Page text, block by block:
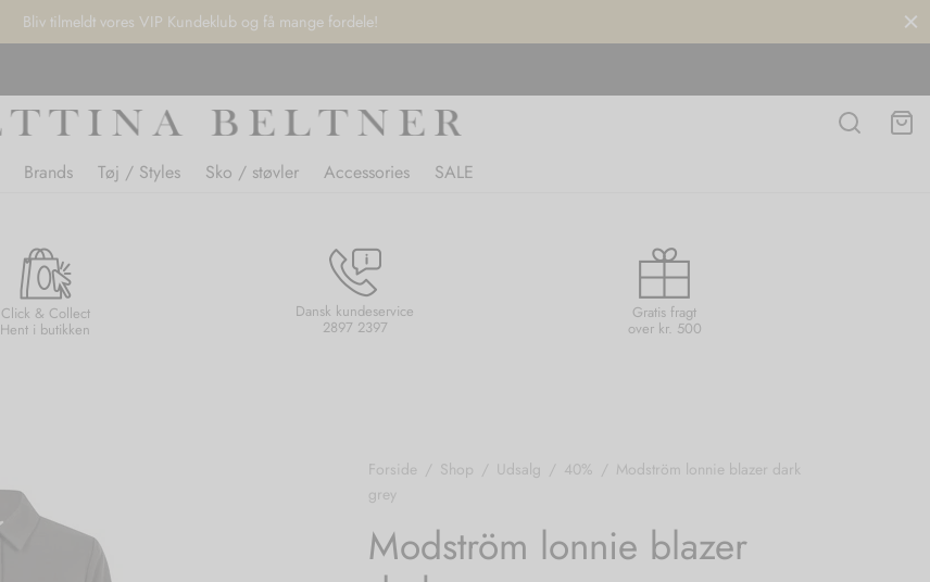
Bliv tilmeldt vores VIP Kundeklub og få mange fordele!
Brands Tøj / Styles Sko / støvler Accessories SALE
Click & Collect
Hent i butikken
Dansk kundeservice
2897 2397
Gratis fragt
over kr. 500
Forside / Shop / Udsalg / 40% / Modström lonnie blazer dark
grey
Modström lonnie blazer